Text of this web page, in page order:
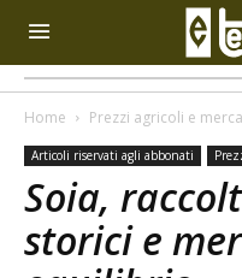
Home Prezzi agricoli e
Articoli riservati agli abbonati
Soia,
storici e